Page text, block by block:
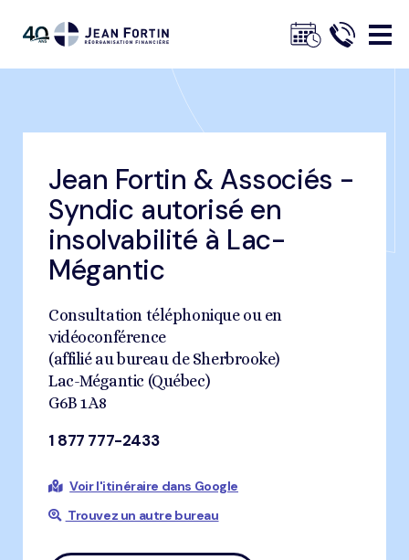
Fortin
d'ariane
Accueil Trouvez un bureau Lac-Mégantic
Jean Fortin & Associés -
Syndic autorisé en
insolvabilité à Lac-
Mégantic
Consultation téléphonique ou en
vidéoconférence
(affilié au bureau de Sherbrooke)
Lac-Mégantic (Québec)
G6B 1A8
1 877 777-2433
Voir l'itinéraire dans Google
Trouvez un autre bureau